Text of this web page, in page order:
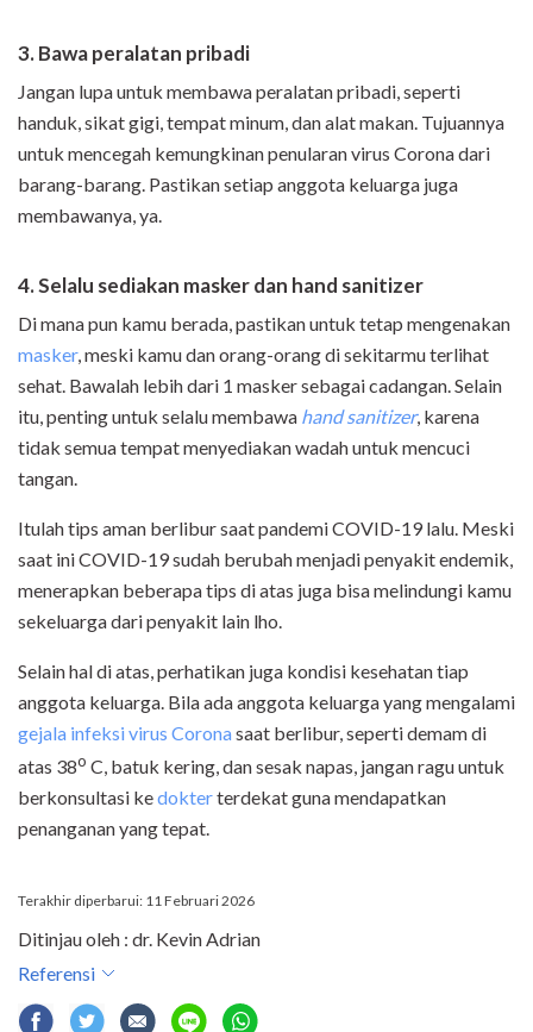
3. Bawa peralatan pribadi
Jangan lupa untuk membawa peralatan pribadi, seperti
handuk, sikat gigi, tempat minum, dan alat makan. Tujuannya
untuk mencegah kemungkinan penularan virus Corona dari
barang-barang. Pastikan setiap anggota keluarga juga
membawanya, ya.
4. Selalu sediakan masker dan hand sanitizer
Di mana pun kamu berada, pastikan untuk tetap mengenakan
masker, meski kamu dan orang-orang di sekitarmu terlihat
sehat. Bawalah lebih dari 1 masker sebagai cadangan. Selain
itu, penting untuk selalu membawa hand sanitizer, karena
tidak semua tempat menyediakan wadah untuk mencuci
tangan.
Itulah tips aman berlibur saat pandemi COVID-19 lalu. Meski
saat ini COVID-19 sudah berubah menjadi penyakit endemik,
menerapkan beberapa tips di atas juga bisa melindungi kamu
sekeluarga dari penyakit lain lho.
Selain hal di atas, perhatikan juga kondisi kesehatan tiap
anggota keluarga. Bila ada anggota keluarga yang mengalami
gejala infeksi virus Coronasaat berlibur, seperti demam di
atas 38o C, batuk kering, dan sesak napas, jangan ragu untuk
berkonsultasi kedokterterdekat guna mendapatkan
penanganan yang tepat.
Terakhir diperbarui: 11 Februari 2026